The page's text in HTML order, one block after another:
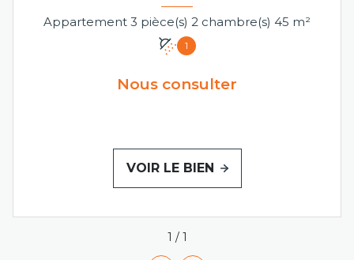
Appartement 3 pièce(s) 2 chambre(s) 45 m²
1
Nous consulter
VOIR LE BIEN
1 / 1